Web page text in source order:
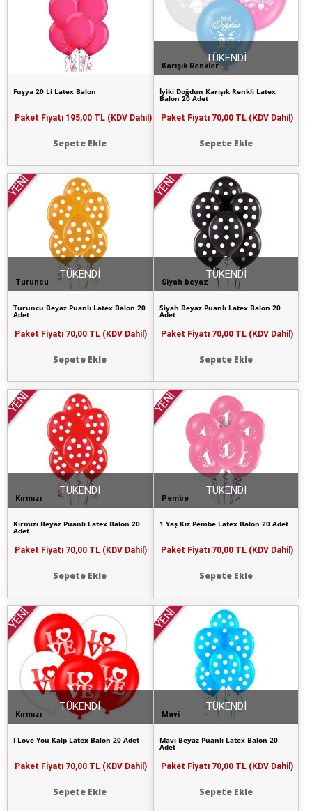
Fuşya 20 Li Latex Balon
Paket Fiyatı 195,00 TL (KDV Dahil)
Sepete Ekle
Karışık Renkler
İyiki Doğdun Karışık Renkli Latex
Balon 20 Adet
Paket Fiyatı 70,00 TL (KDV Dahil)
Sepete Ekle
TÜKENDİ
Turuncu
YENİ
Turuncu Beyaz Puanlı Latex Balon 20
Adet
Paket Fiyatı 70,00 TL (KDV Dahil)
Sepete Ekle
TÜKENDİ
Siyah beyaz
YENİ
Siyah Beyaz Puanlı Latex Balon 20
Adet
Paket Fiyatı 70,00 TL (KDV Dahil)
Sepete Ekle
TÜKENDİ
Kırmızı
YENİ
Kırmızı Beyaz Puanlı Latex Balon 20
Adet
Paket Fiyatı 70,00 TL (KDV Dahil)
Sepete Ekle
TÜKENDİ
Pembe
YENİ
1 Yaş Kız Pembe Latex Balon 20 Adet
Paket Fiyatı 70,00 TL (KDV Dahil)
Sepete Ekle
TÜKENDİ
Kırmızı
YENİ
I Love You Kalp Latex Balon 20 Adet
Paket Fiyatı 70,00 TL (KDV Dahil)
Sepete Ekle
TÜKENDİ
Mavi
YENİ
Mavi Beyaz Puanlı Latex Balon 20
Adet
Paket Fiyatı 70,00 TL (KDV Dahil)
Sepete Ekle
TÜKENDİ